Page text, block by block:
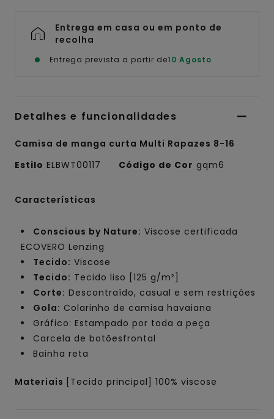
Entrega em casa ou em ponto de
recolha
Entrega prevista a partir de10 Agosto
Detalhes e funcionalidades
Camisa de manga curta Multi Rapazes 8-16
Estilo ELBWT00117 Código de Cor gqm6
Características
Conscious by Nature: Viscose certificada
ECOVERO Lenzing
Tecido: Viscose
Tecido: Tecido liso [125 g/m²]
Corte: Descontraído, casual e sem restrições
Gola: Colarinho de camisa havaiana
Gráfico: Estampado por toda a peça
Carcela de botõesfrontal
Bainha reta
Materiais [Tecido principal] 100% viscose